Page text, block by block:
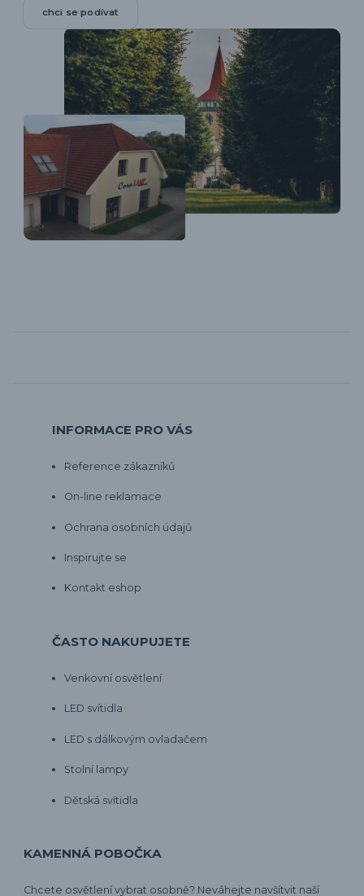
chci se podívat
INFORMACE PRO VÁS
Reference zákazníků
On-line reklamace
Ochrana osobních údajů
Inspirujte se
Kontakt eshop
ČASTO NAKUPUJETE
Venkovní osvětlení
LED svítidla
LED s dálkovým ovladačem
Stolní lampy
Dětská svítidla
KAMENNÁ POBOČKA
Chcete osvětlení vybrat osobně? Neváhejte navšítvit naší